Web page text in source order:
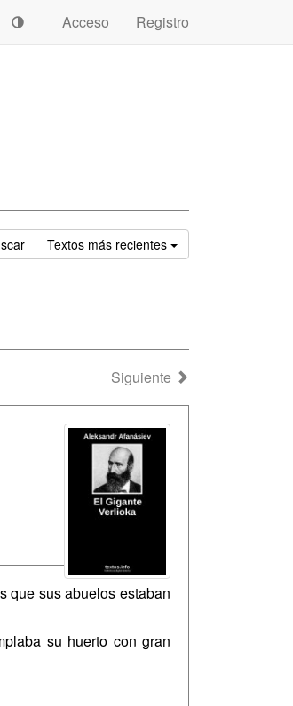
Acceso
Registro
Textos más recientes Ordenar
Siguiente
que sus abuelos estaban
su huerto con gran